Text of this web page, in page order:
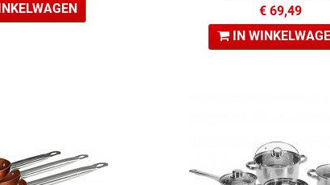
€ 69,49
IN
•